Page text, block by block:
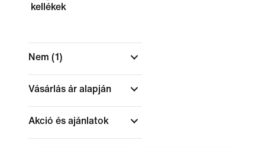
kellékek
Nem (1)
Vásárlás ár alapján
Akció és ajánlatok